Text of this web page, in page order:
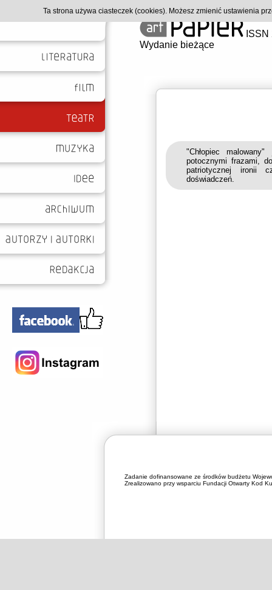
Wydanie bieżące
"Chłopiec
potocznymi frazami,
patriotycznej ironii
doświadczeń.
Zadanie dofinansowane ze środków budżetu
Zrealizowano przy wsparciu Fundacji Otwarty Kod
Ta strona używa ciasteczek (cookies). Możesz zmienić ustawienia